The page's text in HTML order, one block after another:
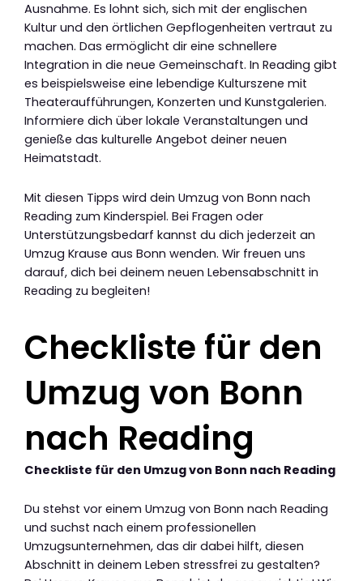
Ausnahme. Es lohnt sich, sich mit der englischen
Kultur und den örtlichen Gepflogenheiten vertraut zu
machen. Das ermöglicht dir eine schnellere
Integration in die neue Gemeinschaft. In Reading gibt
es beispielsweise eine lebendige Kulturszene mit
Theateraufführungen, Konzerten und Kunstgalerien.
Informiere dich über lokale Veranstaltungen und
genieße das kulturelle Angebot deiner neuen
Heimatstadt.
Mit diesen Tipps wird dein Umzug von Bonn nach
Reading zum Kinderspiel. Bei Fragen oder
Unterstützungsbedarf kannst du dich jederzeit an
Umzug Krause aus Bonn wenden. Wir freuen uns
darauf, dich bei deinem neuen Lebensabschnitt in
Reading zu begleiten!
Checkliste für den
Umzug von Bonn
nach Reading
Checkliste für den Umzug von Bonn nach Reading
Du stehst vor einem Umzug von Bonn nach Reading
und suchst nach einem professionellen
Umzugsunternehmen, das dir dabei hilft, diesen
Abschnitt in deinem Leben stressfrei zu gestalten?